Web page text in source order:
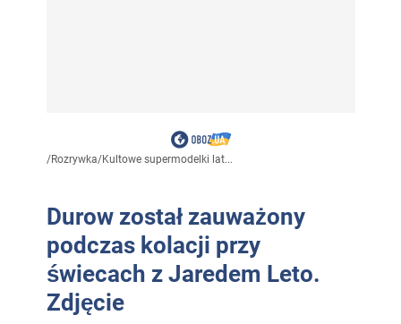
/Rozrywka/Kultowe supermodelki lat...
Durow został zauważony
podczas kolacji przy
świecach z Jaredem Leto.
Zdjęcie